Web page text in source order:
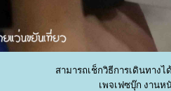
สามารถเช็กวิธีการเดินทาง
เพจเฟซบุ๊ก งานห